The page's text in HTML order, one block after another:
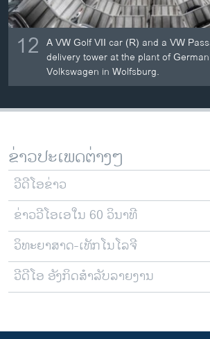
12 A VW Golf VII car (R) and a VW
delivery tower at the plant of
Volkswagen in Wolfsburg.
ຂ່າວປະເພດຕ່າງໆ
ວີດີໂອຂ່າວ
ຂ່າວວີໂອເອໃນ 60 ວິນາທີ
ວິທະຍາສາດ-ເທັກໂນໂລຈີ
ວີດີໂອ ອັງກິດສຳລັບລາຍງານ